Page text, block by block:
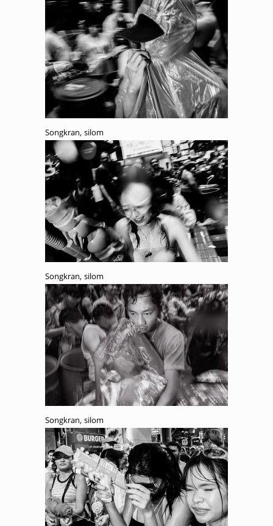
Songkran, silom
Songkran, silom
Songkran, silom